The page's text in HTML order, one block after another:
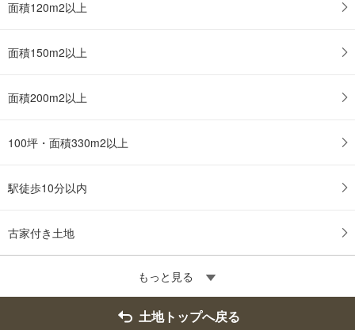
面積120m2以上
面積150m2以上
面積200m2以上
100坪・面積330m2以上
駅徒歩10分以内
古家付き土地
もっと見る
土地トップへ戻る